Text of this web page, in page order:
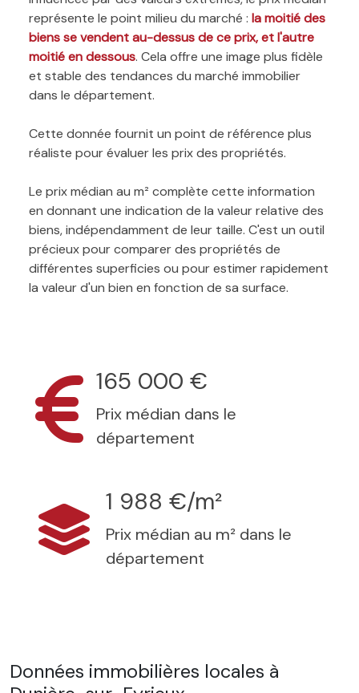
représente le point milieu du marché : la moitié des
biens se vendent au-dessus de ce prix, et l'autre
moitié en dessous. Cela offre une image plus fidèle
et stable des tendances du marché immobilier
dans le département.
Cette donnée fournit un point de référence plus
réaliste pour évaluer les prix des propriétés.
Le prix médian au m² complète cette information
en donnant une indication de la valeur relative des
biens, indépendamment de leur taille. C'est un outil
précieux pour comparer des propriétés de
différentes superficies ou pour estimer rapidement
la valeur d'un bien en fonction de sa surface.
165 000 €
Prix médian dans le
département
1 988 €/m²
Prix médian au m² dans le
département
Données immobilières locales à